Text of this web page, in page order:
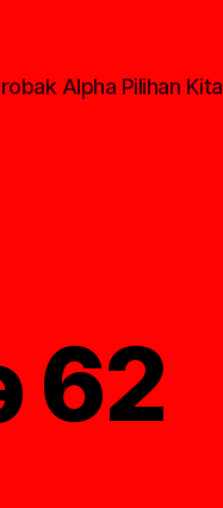
Alpha Pilihan Kita
62